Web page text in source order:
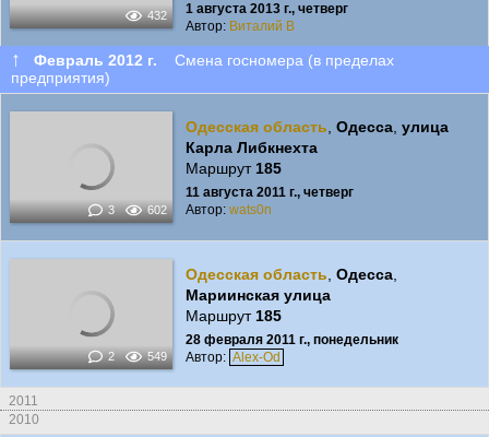
432
1 августа 2013 г., четверг
Автор: Виталий В
↑ Февраль 2012 г. Смена госномера (в пределах
предприятия)
3 602
Одесская область, Одесса, улица
Карла Либкнехта
Маршрут185
11 августа 2011 г., четверг
Автор: wats0n
2 549
Одесская область Одесса,
Мариинская улица
Маршрут 185
28 февраля 2011 г., понедельник
Автор: Alex-Od
2011
2010